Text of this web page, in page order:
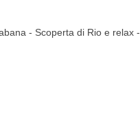
- Scoperta di Rio e relax